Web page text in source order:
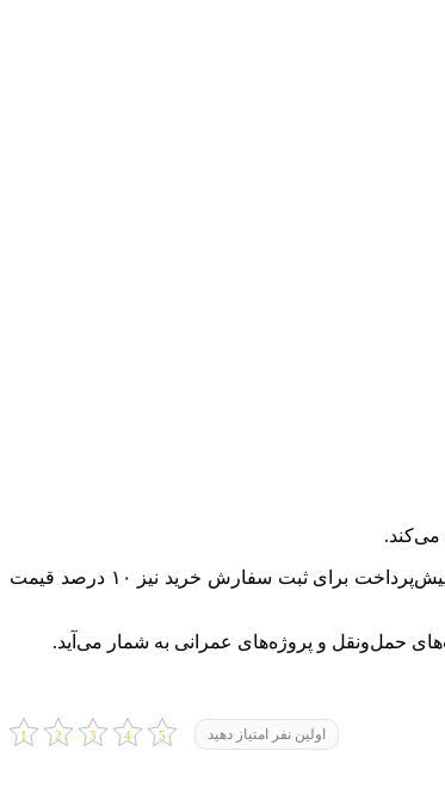
تاریخ تحویل این خودروها ۲۰ اردیبهشت‌ماه ۱۴۰۵ تعیین‌شده است. قیمت پایه این محصول ۸۹ میلیارد ریال اعلام‌شده و مبلغ پیش‌پرداخت برای ثبت سفارش خرید نیز ۱۰ درصد قیمت
اولین نفر امتیاز دهید